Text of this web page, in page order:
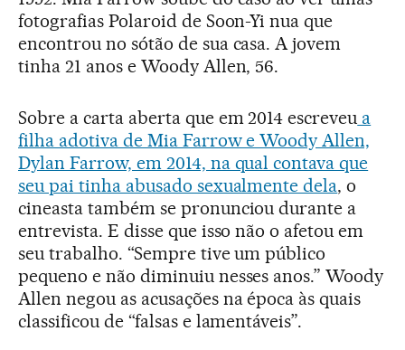
fotografias Polaroid de Soon-Yi nua que
encontrou no sótão de sua casa. A jovem
tinha 21 anos e Woody Allen, 56.
Sobre a carta aberta que em 2014 escreveu a
filha adotiva de Mia Farrow e Woody Allen,
Dylan Farrow, em 2014, na qual contava que
seu pai tinha abusado sexualmente dela, o
cineasta também se pronunciou durante a
entrevista. E disse que isso não o afetou em
seu trabalho. “Sempre tive um público
pequeno e não diminuiu nesses anos.” Woody
Allen negou as acusações na época às quais
classificou de “falsas e lamentáveis”.